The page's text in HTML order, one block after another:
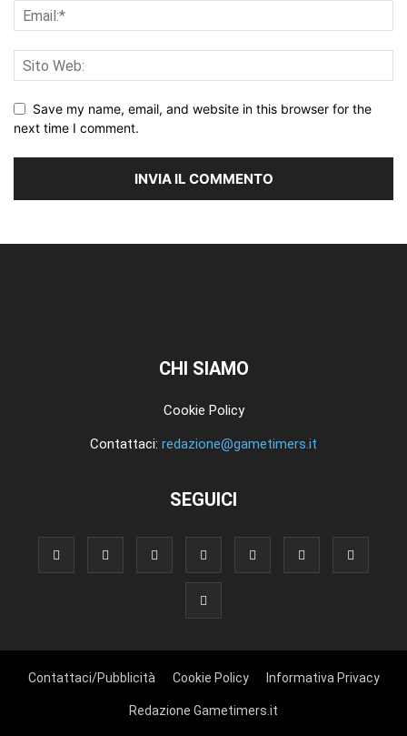
Save my name, email, and website in this browser for the
next time I comment.
CHI SIAMO
Cookie Policy
Contattaci: redazione@gametimers.it
SEGUICI
Contattaci/Pubblicità Cookie Policy Informativa Privacy
Redazione Gametimers.it